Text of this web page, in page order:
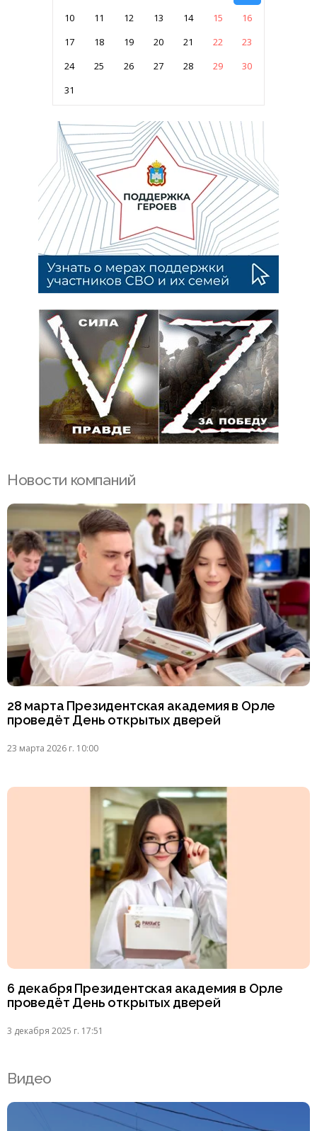
10
11 12 13 14 15
16
17
18 19 20 21 22
23
24
25 26 27 28 29
30
31
Новости компаний
28 марта Президентская академия в Орле
проведёт День открытых дверей
23 марта 2026 г. 10:00
6 декабря Президентская академия в Орле
проведёт День открытых дверей
3 декабря 2025 г. 17:51
Видео